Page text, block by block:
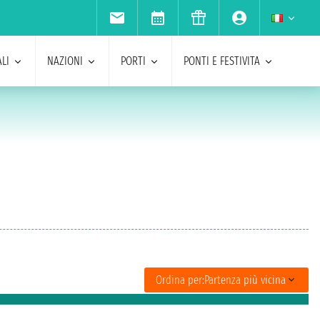
NAZIONI PORTI PONTI E FESTIVITA
Ordina per:Partenza più vicina